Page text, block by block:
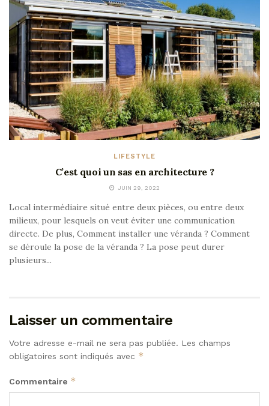
LIFESTYLE
C’est quoi un sas en architecture ?
JUIN 29, 2022
Local intermédiaire situé entre deux pièces, ou entre deux
milieux, pour lesquels on veut éviter une communication
directe. De plus, Comment installer une véranda ? Comment
se déroule la pose de la véranda ? La pose peut durer
plusieurs...
Laisser un commentaire
Votre adresse e-mail ne sera pas publiée. Les champs
obligatoires sont indiqués avec *
Commentaire *